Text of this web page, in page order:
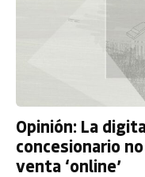
Opinión: La
concesionario
venta ‘online’